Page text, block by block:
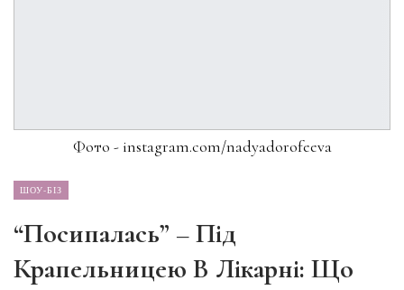
Фото - instagram.com/nadyadorofeeva
ШОУ-БІЗ
“Посипалась” – Під
Крапельницею В Лікарні: Що